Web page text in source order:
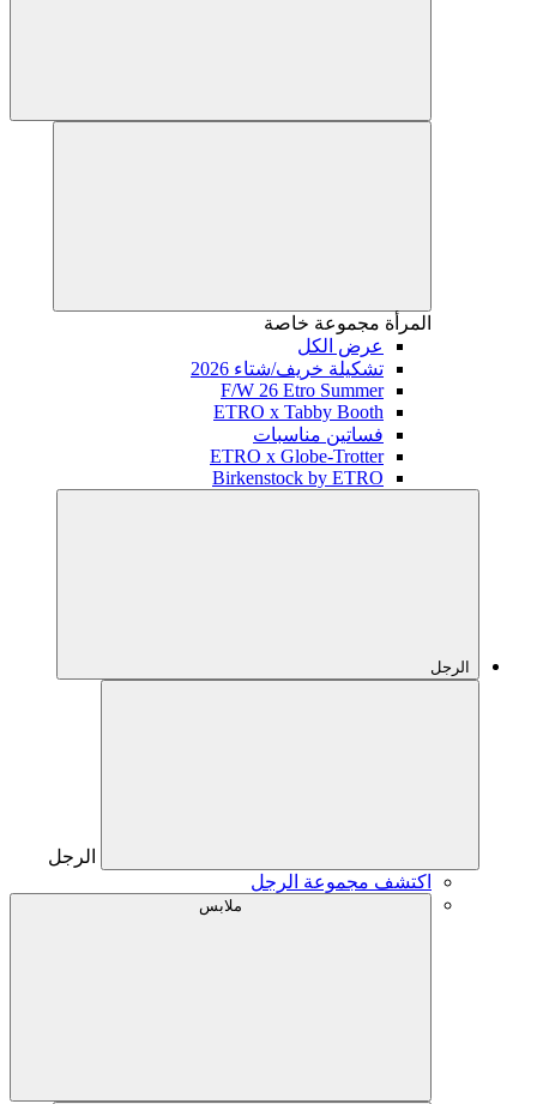
المرأة مجموعة خاصة
عرض الكل
تشكيلة خريف/شتاء 2026
F/W 26 Etro Summer
ETRO x Tabby Booth
فساتين مناسبات
ETRO x Globe-Trotter
Birkenstock by ETRO
الرجل
الرجل
اكتشف مجموعة الرجل
ملابس